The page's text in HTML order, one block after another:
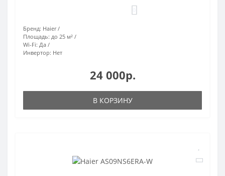
Бренд: Haier
Площадь: до 25 м²
Wi-Fi: Да
Инвертор: Нет
24 000р.
В КОРЗИНУ